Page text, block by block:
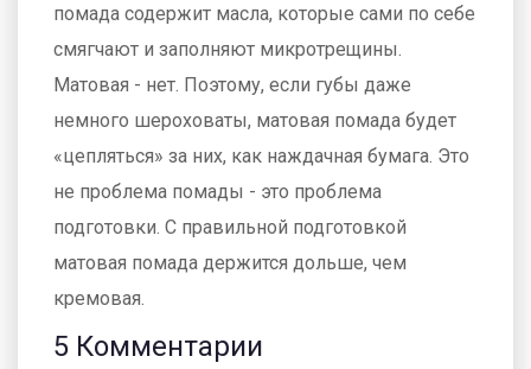
помада содержит масла, которые сами по себе
смягчают и заполняют микротрещины.
Матовая - нет. Поэтому, если губы даже
немного шероховаты, матовая помада будет
«цепляться» за них, как наждачная бумага. Это
не проблема помады - это проблема
подготовки. С правильной подготовкой
матовая помада держится дольше, чем
кремовая.
5 Комментарии